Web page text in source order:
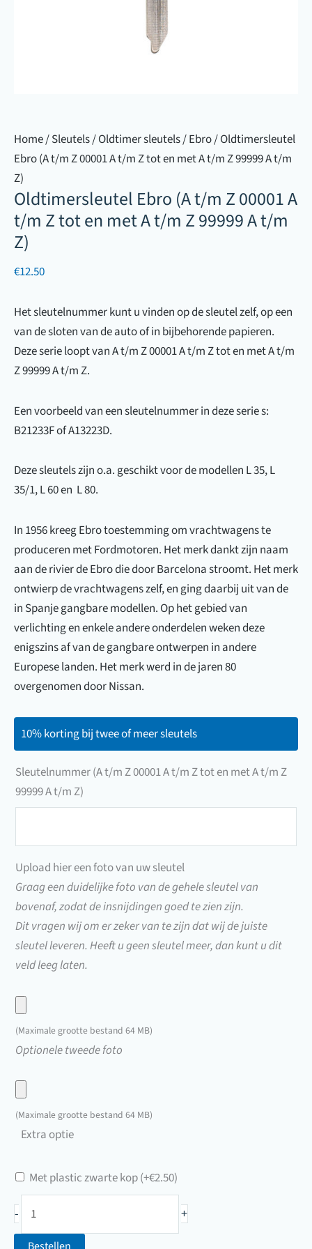
Home/Sleutels/Oldtimer sleutels/Ebro/ Oldtimersleutel
Ebro (A t/m Z 00001 A t/m Z tot en met A t/m Z 99999 A t/m
Z)
Oldtimersleutel Ebro (A t/m Z 00001 A
t/m Z tot en met A t/m Z 99999 A t/m
Z)
€12.50
Het sleutelnummer kunt u vinden op de sleutel zelf, op een
van de sloten van de auto of in bijbehorende papieren.
Deze serie loopt van A t/m Z 00001 A t/m Z tot en met A t/m
Z 99999 A t/m Z.
Een voorbeeld van een sleutelnummer in deze serie s:
B21233F of A13223D.
Deze sleutels zijn o.a. geschikt voor de modellen L 35, L
35/1, L 60 en L 80.
In 1956 kreeg Ebro toestemming om vrachtwagens te
produceren met Fordmotoren. Het merk dankt zijn naam
aan de rivier de Ebro die door Barcelona stroomt. Het merk
ontwierp de vrachtwagens zelf, en ging daarbij uit van de
in Spanje gangbare modellen. Op het gebied van
verlichting en enkele andere onderdelen weken deze
enigszins af van de gangbare ontwerpen in andere
Europese landen. Het merk werd in de jaren 80
overgenomen door Nissan.
10% korting bij twee of meer sleutels
Sleutelnummer (A t/m Z 00001 A t/m Z tot en met A t/m Z
99999 A t/m Z)
Z
00001
A
t/m
Z
tot
en
met
A
t/m
A
t/m
Upload hier een foto van uw sleutel
Graag een duidelijke foto van de gehele sleutel van
bovenaf, zodat de insnijdingen goed te zien zijn.
Dit vragen wij om er zeker van te zijn dat wij de juiste
sleutel leveren. Heeft u geen sleutel meer, dan kunt u dit
veld leeg laten.
hier
een
van
uw
sleutel
(Maximale grootte bestand 64 MB)
Upload
foto
van
Optionele tweede foto
(Maximale grootte bestand 64 MB)
Extra optie
Met plastic zwarte kop(+€2.50)
-
(A
+